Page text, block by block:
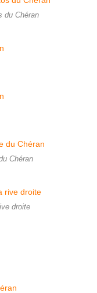
du Chéran
Chéran
droite